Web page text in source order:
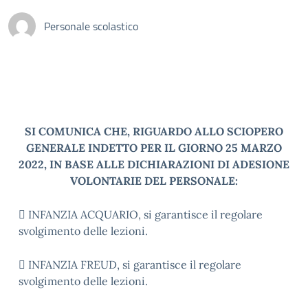
Personale scolastico
SI COMUNICA CHE, RIGUARDO ALLO SCIOPERO
GENERALE INDETTO PER IL GIORNO 25 MARZO
2022, IN BASE ALLE DICHIARAZIONI DI ADESIONE
VOLONTARIE DEL PERSONALE:
 INFANZIA ACQUARIO, si garantisce il regolare
svolgimento delle lezioni.
 INFANZIA FREUD, si garantisce il regolare
svolgimento delle lezioni.